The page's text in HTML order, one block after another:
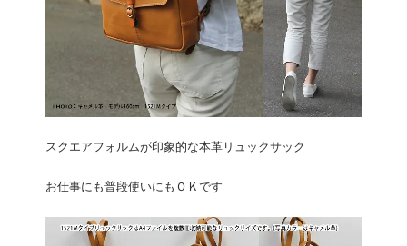
スクエアフォルムが印象的な本革リュックサック
お仕事にも普段使いにもＯＫです